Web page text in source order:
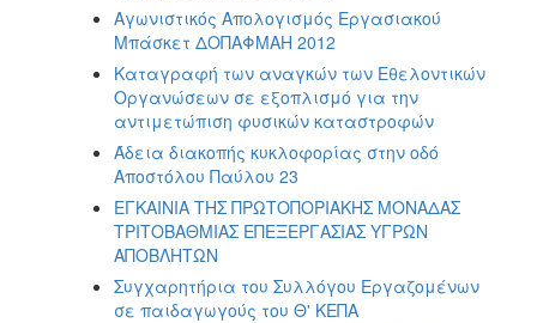
Αγωνιστικός Απολογισμός Εργασιακού
Μπάσκετ ΔΟΠΑΦΜΑΗ 2012
Kαταγραφή των αναγκών των Εθελοντικών
Οργανώσεων σε εξοπλισμό για την
αντιμετώπιση φυσικών καταστροφών
Άδεια διακοπής κυκλοφορίας στην οδό
Αποστόλου Παύλου 23
ΕΓΚΑΙΝΙΑ ΤΗΣ ΠΡΩΤΟΠΟΡΙΑΚΗΣ ΜΟΝΑΔΑΣ
ΤΡΙΤΟΒΑΘΜΙΑΣ ΕΠΕΞΕΡΓΑΣΙΑΣ ΥΓΡΩΝ
ΑΠΟΒΛΗΤΩΝ
Συγχαρητήρια του Συλλόγου Εργαζομένων
σε παιδαγωγούς του Θ' ΚΕΠΑ